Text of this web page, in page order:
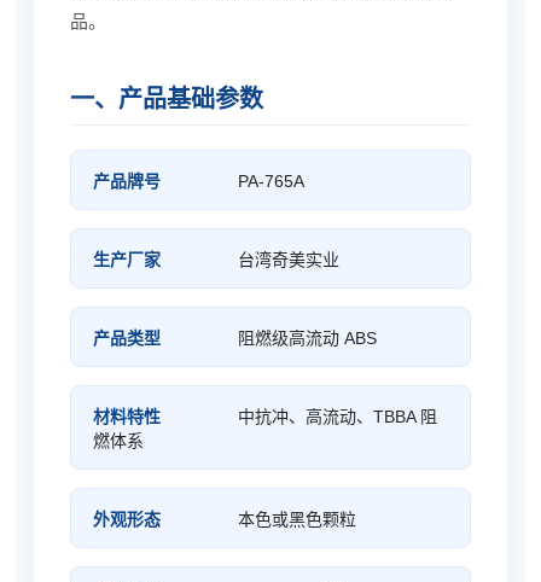
品。
一、产品基础参数
产品牌号 PA-765A
生产厂家 台湾奇美实业
产品类型 阻燃级高流动 ABS
材料特性
中抗冲、高流动、TBBA 阻
燃体系
外观形态 本色或黑色颗粒